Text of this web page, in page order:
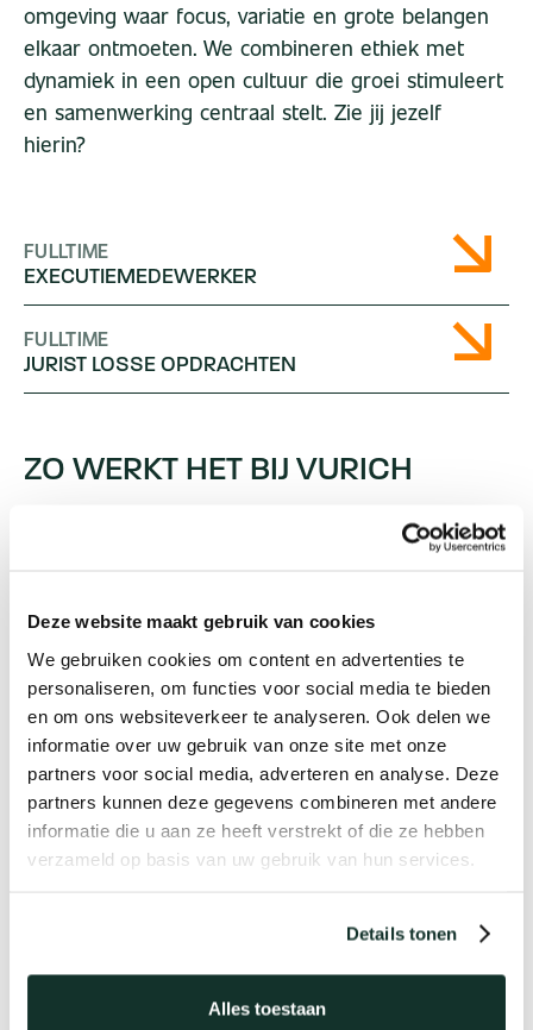
Deze website maakt gebruik van cookies
We gebruiken cookies om content en advertenties te
personaliseren, om functies voor social media te bieden
en om ons websiteverkeer te analyseren. Ook delen we
informatie over uw gebruik van onze site met onze
partners voor social media, adverteren en analyse. Deze
partners kunnen deze gegevens combineren met andere
informatie die u aan ze heeft verstrekt of die ze hebben
verzameld op basis van uw gebruik van hun services.
Details tonen
Alles toestaan
omgeving waar focus, variatie en grote belangen
elkaar ontmoeten. We combineren ethiek met
dynamiek in een open cultuur die groei stimuleert
en samenwerking centraal stelt. Zie jij jezelf
hierin?
FULLTIME
EXECUTIE­­­MEDEWERKER
FULLTIME
JURIST LOSSEOP­DRACHTEN
ZO WERKT HET BIJ VURICH
Je collega's zijn net zo gedreven en professioneel
als jij. Ethiek en zorgvuldigheid zijn voor ons
het naadje van de kous weten om tot betere
oplossingen te komen. Bij Vurich leer je elke dag,
omdat onze praktijk afwisselend en
onvoorspelbaar is. Geen dag is hetzelfde, de druk
is stevig, en we houden altijd alle belangen scherp
in het oog. Samen werken we hard om resultaten
te boeken, en dat doen we met enthousiasme en
flair.
komen we samen in onze eigen borrelruimte 'de
Fakkelteit' of verkennen we de bruisende horeca